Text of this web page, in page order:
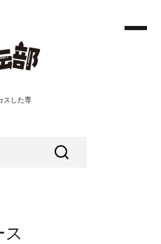
スした専
ス